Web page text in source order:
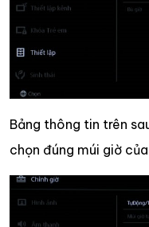
Bảng thông tin trên
chọn đúng múi giờ